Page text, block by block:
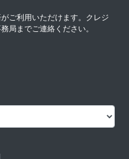
ご利用いただけます。クレジ
局までご連絡ください。